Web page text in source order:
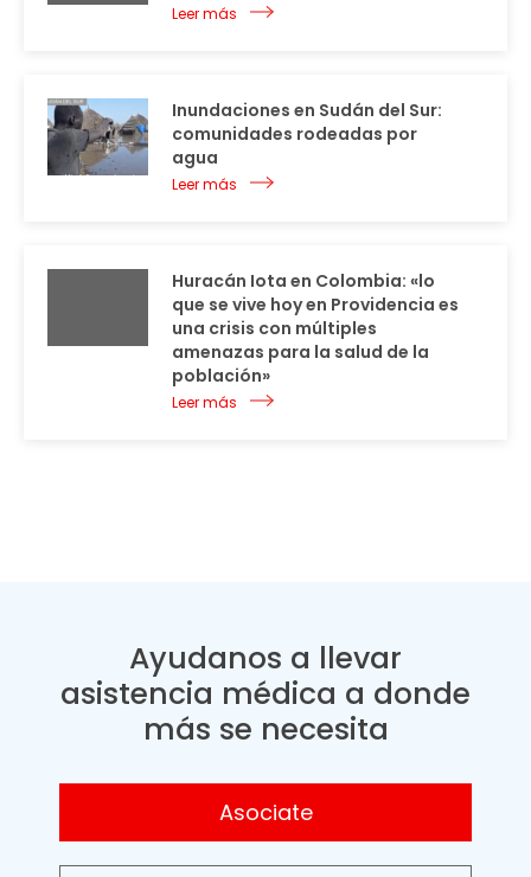
Leer más
Inundaciones en Sudán del Sur:
comunidades rodeadas por
agua
Leer más
Huracán Iota en Colombia: «lo
que se vive hoy en Providencia es
una crisis con múltiples
amenazas para la salud de la
población»
Leer más
Ayudanos a llevar
asistencia médica a donde
más se necesita
Asociate